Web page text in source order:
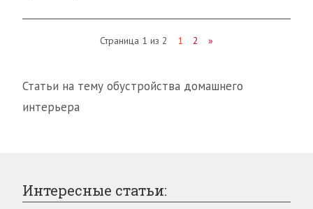
Страница 1 из 2 1 2 »
Статьи на тему обустройства домашнего
интерьера
Интересные статьи: